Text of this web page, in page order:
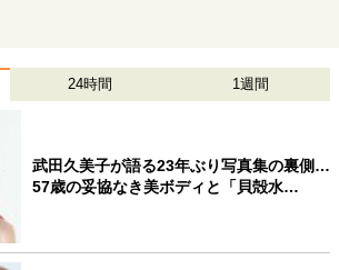
24時間 1週間
武田久美子が語る23年ぶり写真集の裏側…
57歳の妥協なき美ボディと「貝殻水…